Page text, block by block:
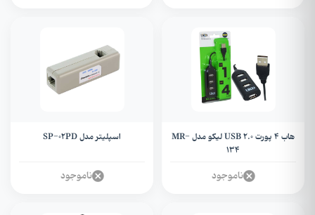
هاب ۴ پورت USB 2.0 لیکو مدل MR-
134
ناموجود
اسپلیتر مدل SP-02PD
ناموجود